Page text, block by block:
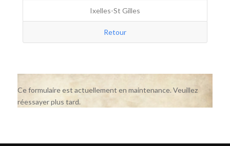
Ixelles-St Gilles
Retour
Ce formulaire est actuellement en maintenance. Veuillez
réessayer plus tard.